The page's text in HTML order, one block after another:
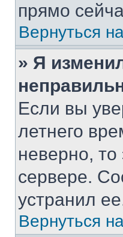
прямо
Вернуться
» Я
Если вы
летнего
неверно, то
сервере.
устранил
Вернуться